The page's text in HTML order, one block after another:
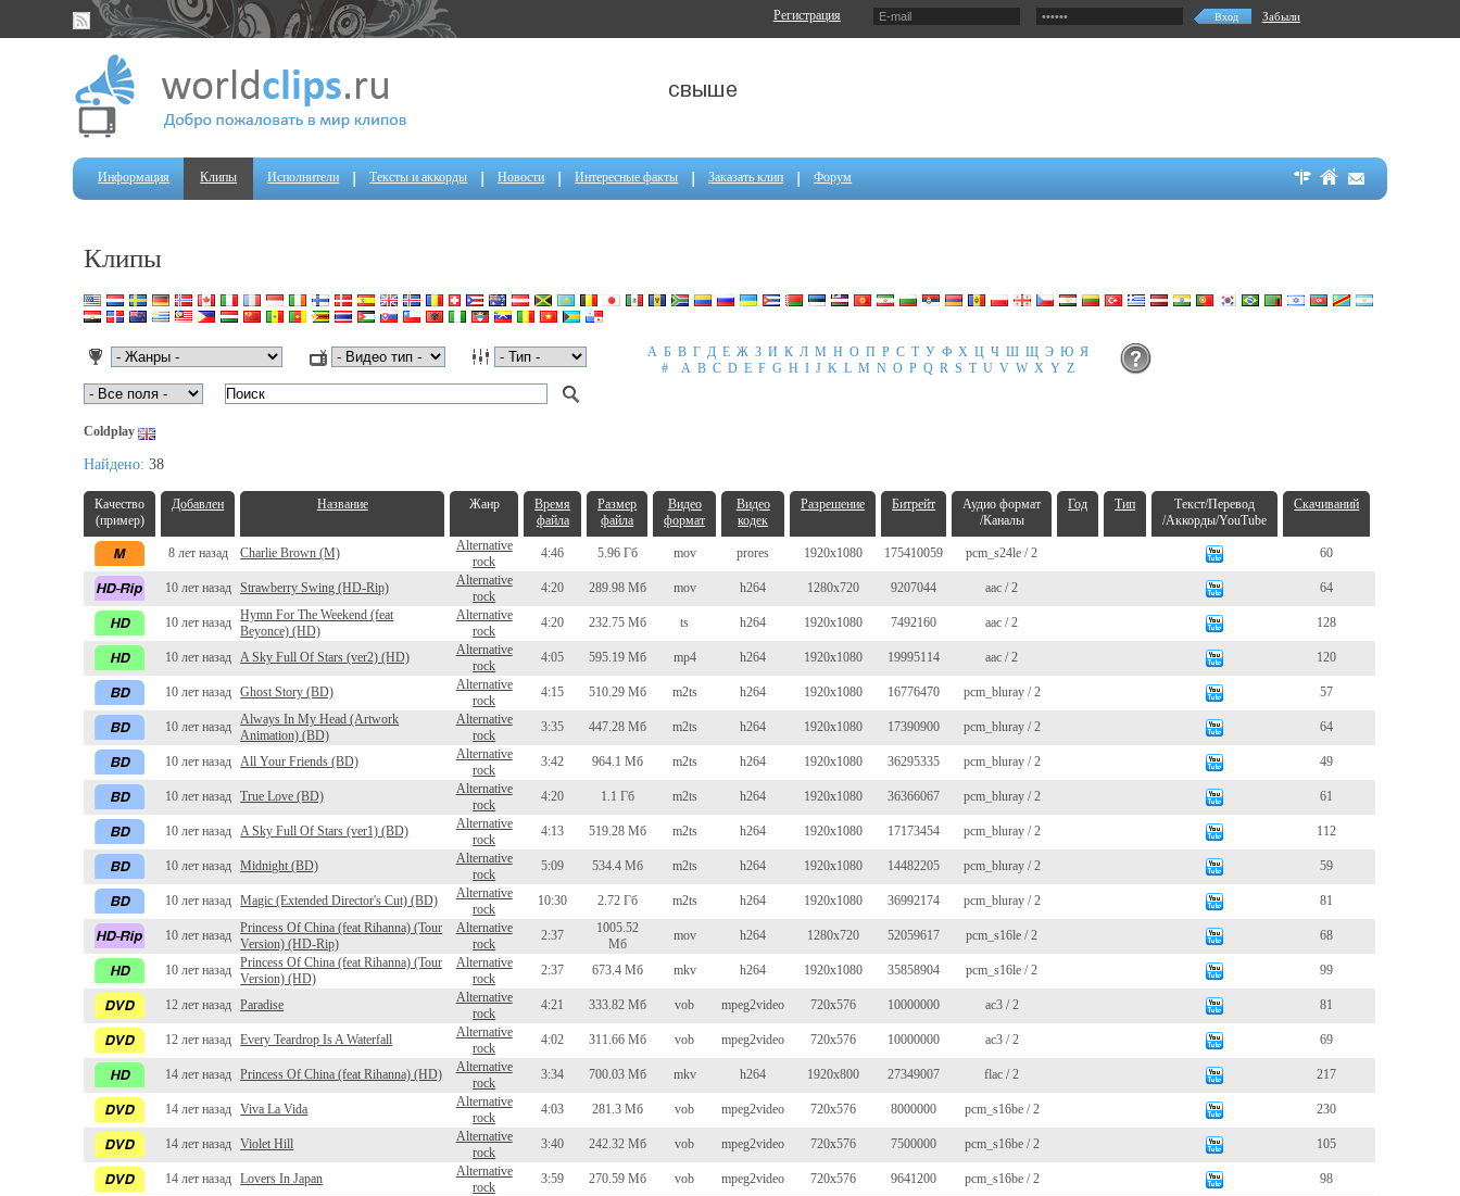
Регистрация Забыли
Информация Клипы Исполнители Тексты и аккорды Новости Интересные факты Заказать клип Форум
Клипы
А Б В Г Д Е Ж З И К Л М Н О П Р С Т У Ф Х Ц Ч Ш Щ Э Ю Я
#
A B C D E F G H I J K L M N O P Q R S T U V W X Y Z
Coldplay
Найдено: 38
Качество
(пример)
Добавлен Название Жанр
Время
файла
Размер
файла
Видео
формат
Видео
кодек
Разрешение Битрейт
Аудио формат
/Каналы
Год Тип
Текст/Перевод
/Аккорды/YouTube
Скачиваний
8 лет назад Charlie Brown (M)
Alternative
rock
4:46 5.96 Гб mov prores 1920x1080 175410059 pcm_s24le / 2 60
10 лет назад Strawberry Swing (HD-Rip)
Alternative
rock
4:20 289.98 Мб mov h264 1280x720 9207044 aac / 2 64
10 лет назад
Hymn For The Weekend (feat
Beyonce) (HD)
Alternative
rock
4:20 232.75 Мб ts h264 1920x1080 7492160 aac / 2 128
10 лет назад A Sky Full Of Stars (ver2) (HD)
Alternative
rock
4:05 595.19 Мб mp4 h264 1920x1080 19995114 aac / 2 120
10 лет назад Ghost Story (BD)
Alternative
rock
4:15 510.29 Мб m2ts h264 1920x1080 16776470 pcm_bluray / 2 57
10 лет назад
Always In My Head (Artwork
Animation) (BD)
Alternative
rock
3:35 447.28 Мб m2ts h264 1920x1080 17390900 pcm_bluray / 2 64
10 лет назад All Your Friends (BD)
Alternative
rock
3:42 964.1 Мб m2ts h264 1920x1080 36295335 pcm_bluray / 2 49
10 лет назад True Love (BD)
Alternative
rock
4:20 1.1 Гб m2ts h264 1920x1080 36366067 pcm_bluray / 2 61
10 лет назад A Sky Full Of Stars (ver1) (BD)
Alternative
rock
4:13 519.28 Мб m2ts h264 1920x1080 17173454 pcm_bluray / 2 112
10 лет назад Midnight (BD)
Alternative
rock
5:09 534.4 Мб m2ts h264 1920x1080 14482205 pcm_bluray / 2 59
10 лет назад Magic (Extended Director's Cut) (BD)
Alternative
rock
10:30 2.72 Гб m2ts h264 1920x1080 36992174 pcm_bluray / 2 81
10 лет назад
Princess Of China (feat Rihanna) (Tour
Version) (HD-Rip)
Alternative
rock
2:37
1005.52
Мб
mov h264 1280x720 52059617 pcm_s16le / 2 68
10 лет назад
Princess Of China (feat Rihanna) (Tour
Version) (HD)
Alternative
rock
2:37 673.4 Мб mkv h264 1920x1080 35858904 pcm_s16le / 2 99
12 лет назад Paradise
Alternative
rock
4:21 333.82 Мб vob mpeg2video 720x576 10000000 ac3 / 2 81
12 лет назад Every Teardrop Is A Waterfall
Alternative
rock
4:02 311.66 Мб vob mpeg2video 720x576 10000000 ac3 / 2 69
14 лет назад Princess Of China (feat Rihanna) (HD)
Alternative
rock
3:34 700.03 Мб mkv h264 1920x800 27349007 flac / 2 217
14 лет назад Viva La Vida
Alternative
rock
4:03 281.3 Мб vob mpeg2video 720x576 8000000 pcm_s16be / 2 230
14 лет назад Violet Hill
Alternative
rock
3:40 242.32 Мб vob mpeg2video 720x576 7500000 pcm_s16be / 2 105
14 лет назад Lovers In Japan
Alternative
rock
3:59 270.59 Мб vob mpeg2video 720x576 9641200 pcm_s16be / 2 98